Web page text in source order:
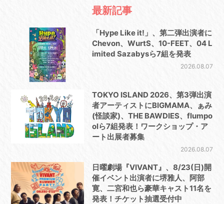
最新記事
「Hype Like it!」、第二弾出演者に
Chevon、WurtS、10-FEET、04 L
imited Sazabysら7組を発表
2026.08.07
TOKYO ISLAND 2026、第3弾出演
者アーティストにBIGMAMA、ぁみ
(怪談家)、THE BAWDIES、flumpo
olら7組発表！ワークショップ・ア
ート出展者募集
2026.08.07
日曜劇場『VIVANT』、8/23(日)開
催イベント出演者に堺雅人、阿部
寛、二宮和也ら豪華キャスト11名を
発表！チケット抽選受付中